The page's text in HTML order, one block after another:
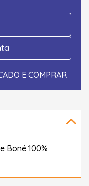
E COMPRAR
Boné 100%